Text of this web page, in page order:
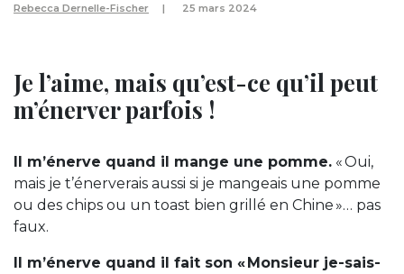
Rebecca Dernelle-Fischer 25 mars 2024
Je l’aime, mais qu’est-ce qu’il peut
m’énerver parfois !
Il m’énerve quand il mange une pomme. « Oui,
mais je t’énerverais aussi si je mangeais une pomme
ou des chips ou un toast bien grillé en Chine »… pas
faux.
Il m’énerve quand il fait son « Monsieur je-sais-